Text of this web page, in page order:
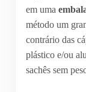
em uma
método um
contrário das
plástico e/ou
sachês sem